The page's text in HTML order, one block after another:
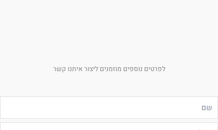
לפרטים נוספים מוזמנים ליצור איתנו קשר